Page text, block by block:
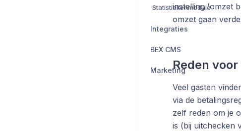
Statistiekenmodule
Integraties
BEX CMS
Marketing
instelling 'omzet
omzet gaan
Reden
Veel gasten
via de
zelf reden om je
is (bij uitchecken